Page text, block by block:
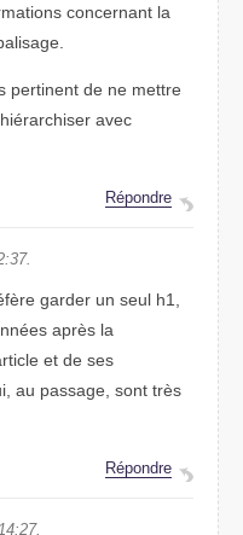
concernant la
pertinent de ne mettre
avec
Répondre
garder un seul h1,
après la
et de ses
au passage, sont très
Répondre